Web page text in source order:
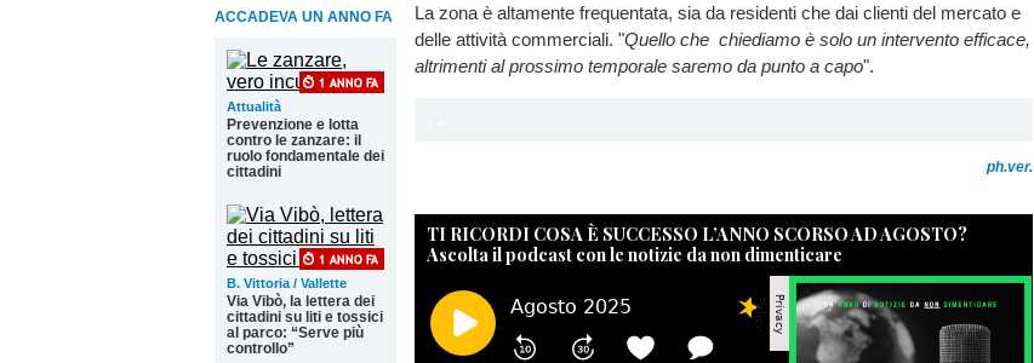
ACCADEVA UN ANNO FA
Attualità
Prevenzione e lotta
contro le zanzare: il
ruolo fondamentale dei
cittadini
B. Vittoria / Vallette
Via Vibò, la lettera dei
cittadini su liti e tossici
al parco: “Serve più
controllo”
La zona è altamente frequentata, sia da residenti che dai clienti del mercato e
delle attività commerciali. "Quello che chiediamo è solo un intervento efficace,
altrimenti al prossimo temporale saremo da punto a capo".
ph.ver.
TI RICORDI COSA È SUCCESSO L’ANNO SCORSO AD AGOSTO?
Ascolta il podcast con le notizie da non dimenticare